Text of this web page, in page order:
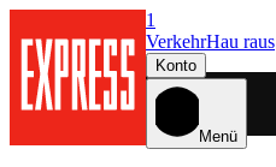
1
VerkehrHau raus
Konto
Menü